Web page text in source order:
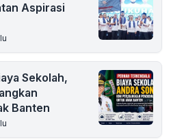
Aspirasi
Sekolah,
Banten